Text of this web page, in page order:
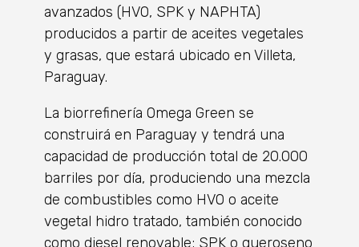
avanzados (HVO, SPK y NAPHTA)
producidos a partir de aceites vegetales
y grasas, que estará ubicado en Villeta,
Paraguay.
La biorrefinería Omega Green se
construirá en Paraguay y tendrá una
capacidad de producción total de 20.000
barriles por día, produciendo una mezcla
de combustibles como HVO o aceite
vegetal hidro tratado, también conocido
como diesel renovable; SPK o queroseno